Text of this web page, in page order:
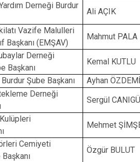
Derneği Burdur
Ali AÇIK
Vazife Malulleri
Başkanı (EMŞAV)
Mahmut PALA
Derneği
Başkanı
Kemal KUTLU
Şube Başkanı
Ayhan
Derneği
Sergül
Mehmet
Cemiyeti
Özgür BULUT